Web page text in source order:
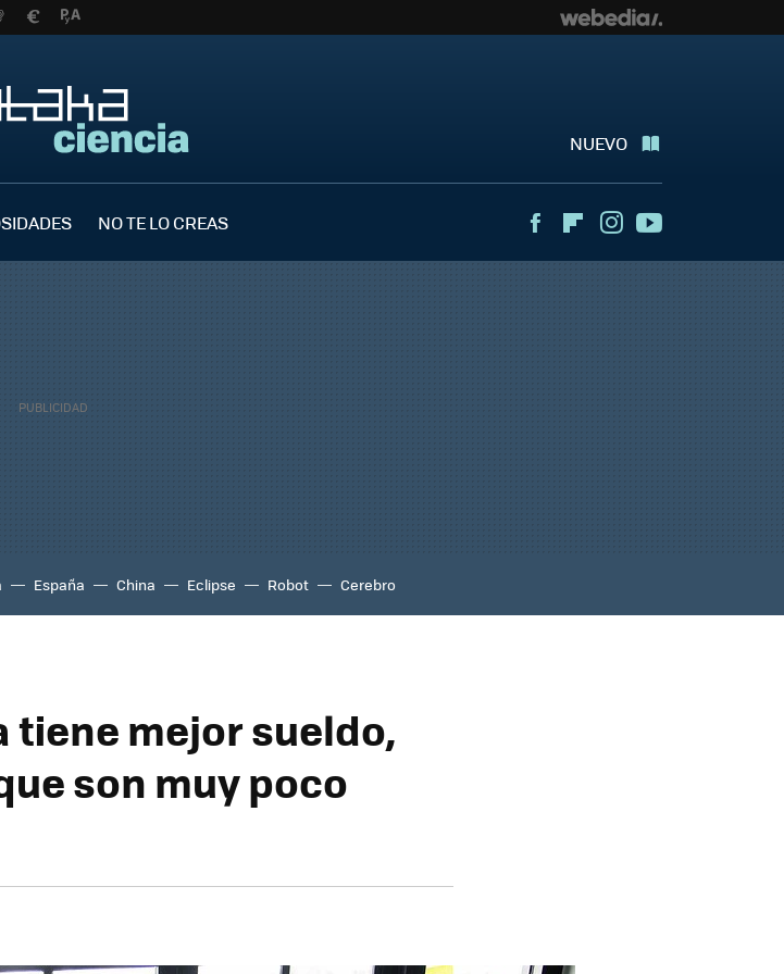
NUEVO
NO TE LO CREAS FacebookFlipboardInstagram
España China Eclipse Robot Cerebro
tiene mejor sueldo,
son muy poco